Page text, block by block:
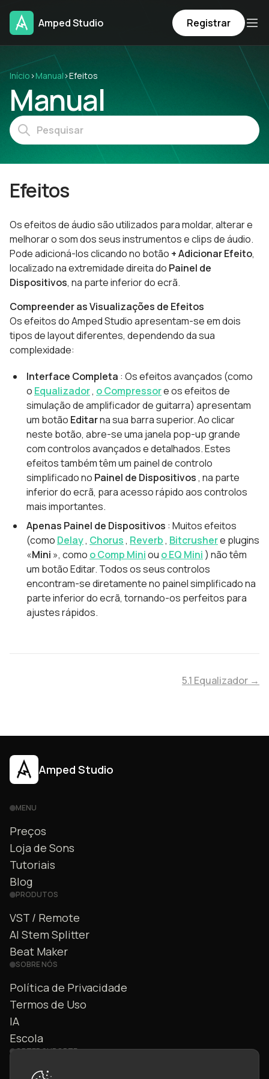
Amped Studio Registrar
Início›Manual›Efeitos
Manual
Efeitos
Os efeitos de áudio são utilizados para moldar, alterar e
melhorar o som dos seus instrumentos e clips de áudio.
Pode adicioná-los clicando no botão + Adicionar Efeito,
localizado na extremidade direita do Painel de
Dispositivos, na parte inferior do ecrã.
Compreender as Visualizações de Efeitos
Os efeitos do Amped Studio apresentam-se em dois
tipos de layout diferentes, dependendo da sua
complexidade:
Interface Completa : Os efeitos avançados (como
o Equalizador, o Compressore os efeitos de
simulação de amplificador de guitarra) apresentam
um botão Editarna sua barra superior. Ao clicar
neste botão, abre-se uma janela pop-up grande
com controlos avançados e detalhados. Estes
efeitos também têm um painel de controlo
simplificado no Painel de Dispositivos, na parte
inferior do ecrã, para acesso rápido aos controlos
mais importantes.
Apenas Painel de Dispositivos : Muitos efeitos
(como Delay, Chorus, Reverb, Bitcrushere plugins
«Mini », como o Comp Miniou o EQ Mini ) não têm
um botão Editar. Todos os seus controlos
encontram-se diretamente no painel simplificado na
parte inferior do ecrã, tornando-os perfeitos para
ajustes rápidos.
5.1 Equalizador →
Amped Studio
MENU
Preços
Loja de Sons
Tutoriais
Blog
PRODUTOS
VST / Remote
AI Stem Splitter
Beat Maker
SOBRE NÓS
Política de Privacidade
Termos de Uso
IA
Escola
OBTER SUPORTE
Fale Conosco